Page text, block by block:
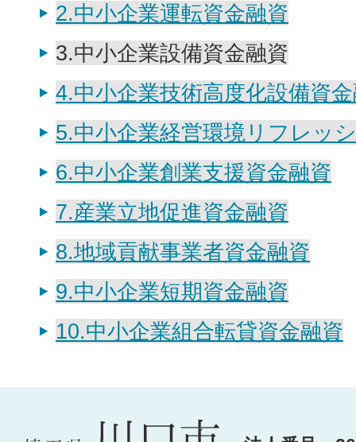
2.中小企業運転資金融資
3.中小企業設備資金融資
4.中小企業技術高度化設備資
5.中小企業経営環境リフレッ
6.中小企業創業支援資金融資
7.産業立地促進資金融資
8.地域貢献事業者資金融資
9.中小企業短期資金融資
10.中小企業組合転貸資金融資